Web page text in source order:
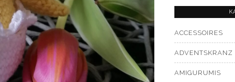
ACCESSOIRES
ADVENTSKRANZ
AMIGURUMIS